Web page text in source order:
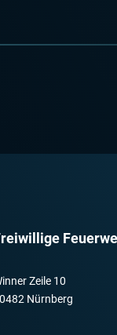
Zeile 10
Nürnberg